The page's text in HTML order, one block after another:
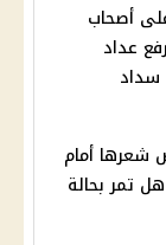
18 يومًا على أصحاب
عداد
سداد
شعرها أمام
تمر بحالة